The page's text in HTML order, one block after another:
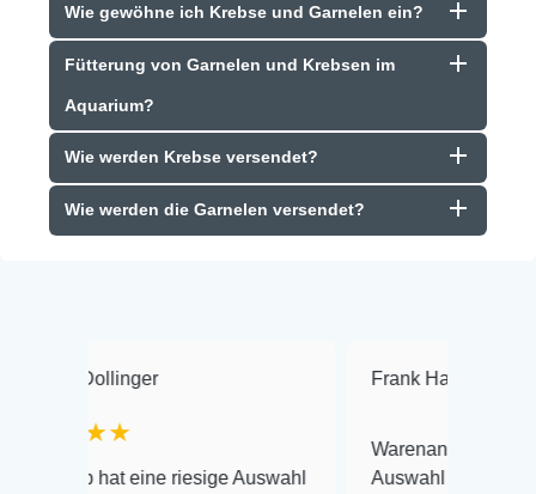
Wie gewöhne ich Krebse und Garnelen ein?
Fütterung von Garnelen und Krebsen im
Aquarium?
Wie werden Krebse versendet?
Wie werden die Garnelen versendet?
riesige Auswahl
Frank Hackmayer ★★★★
Warenanlieferung Top und die
Auswahl plus gesundheitliches